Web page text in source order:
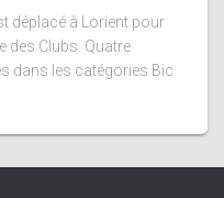
déplacé à Lorient pour
des Clubs. Quatre
dans les catégories Bic